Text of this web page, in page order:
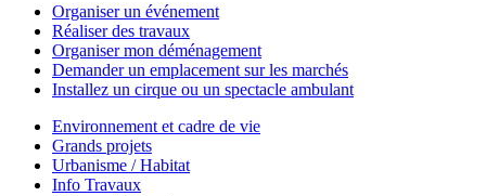
Organiser un événement
Réaliser des travaux
Organiser mon déménagement
Demander un emplacement sur les marchés
Installez un cirque ou un spectacle ambulant
Environnement et cadre de vie
Grands projets
Urbanisme / Habitat
Info Travaux